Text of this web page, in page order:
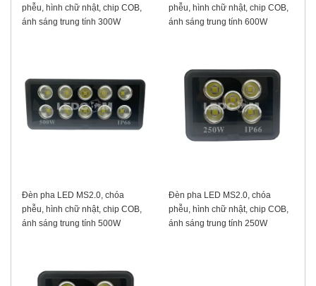
phễu, hình chữ nhật, chip COB,
ánh sáng trung tính 300W
phễu, hình chữ nhật, chip COB,
ánh sáng trung tính 600W
Đèn pha LED MS2.0, chóa
phễu, hình chữ nhật, chip COB,
ánh sáng trung tính 500W
Đèn pha LED MS2.0, chóa
phễu, hình chữ nhật, chip COB,
ánh sáng trung tính 250W